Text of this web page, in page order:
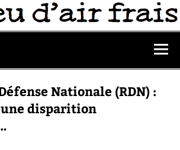
Nationale (RDN) :
disparition